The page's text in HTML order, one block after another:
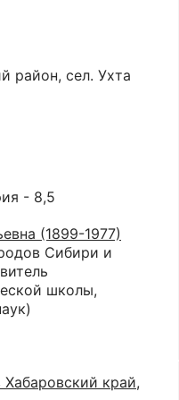
район, сел. Ухта
- 8,5
(1899-1977)
Сибири и
школы,
край,